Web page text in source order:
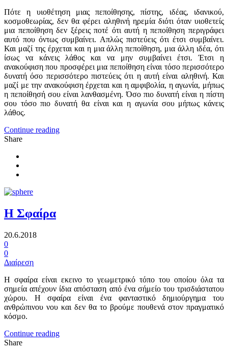
Πότε η υιοθέτηση μιας πεποίθησης, πίστης, ιδέας, ιδανικού,
κοσμοθεωρίας, δεν θα φέρει αληθινή ηρεμία διότι όταν υιοθετείς
μια πεποίθηση δεν ξέρεις ποτέ ότι αυτή η πεποίθηση περιγράφει
αυτό που όντως συμβαίνει. Απλώς πιστεύεις ότι έτσι συμβαίνει.
Και μαζί της έρχεται και η μια άλλη πεποίθηση, μια άλλη ιδέα, ότι
ίσως να κάνεις λάθος και να μην συμβαίνει έτσι. Έτσι η
ανακούφιση που προσφέρει μια πεποίθηση είναι τόσο περισσότερο
δυνατή όσο περισσότερο πιστεύεις ότι η αυτή είναι αληθινή. Και
μαζί με την ανακούφιση έρχεται και η αμφιβολία, η αγωνία, μήπως
η πεποίθησή σου είναι λανθασμένη. Όσο πιο δυνατή είναι η πίστη
σου τόσο πιο δυνατή θα είναι και η αγωνία σου μήπως κάνεις
λάθος.
Continue reading
Share
Η Σφαίρα
20.6.2018
0
0
Διαίρεση
H σφαίρα είναι εκεινο το γεωμετρικό τόπο του οποίου όλα τα
σημεία απέχουν ίδια απόσταση από ένα σήμείο του τρισδιάστατου
χώρου. Η σφαίρα είναι ένα φανταστικό δημιούργημα του
ανθρώπινου νου και δεν θα το βρούμε πουθενά στον πραγματικό
κόσμο.
Continue reading
Share